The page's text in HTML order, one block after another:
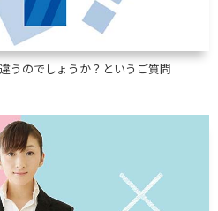
うのでしょうか？というご質問